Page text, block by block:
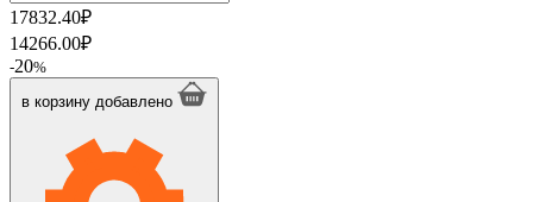
17832.40₽
14266.00₽
-20%
в корзину добавлено